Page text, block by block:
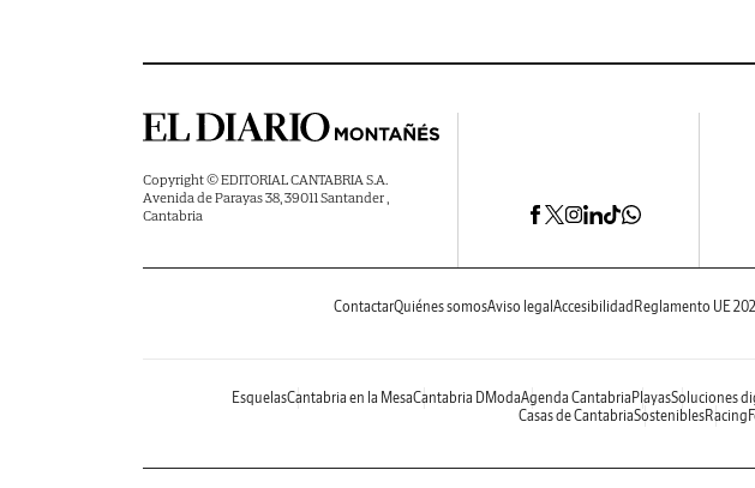
Copyright © EDITORIAL CANTABRIA S.A.
Avenida de Parayas 38, 39011 Santander ,
Cantabria
ContactarQuiénes somosAviso legal Accesibilidad Reglamento UE
EsquelasCantabria en la MesaCantabria DModaAgenda Cantabria PlayasSoluciones
Casas de CantabriaSosteniblesRacing